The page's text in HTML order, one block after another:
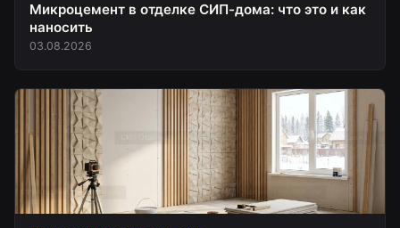
Микроцемент в отделке СИП-дома: что это и как
наносить
03.08.2026